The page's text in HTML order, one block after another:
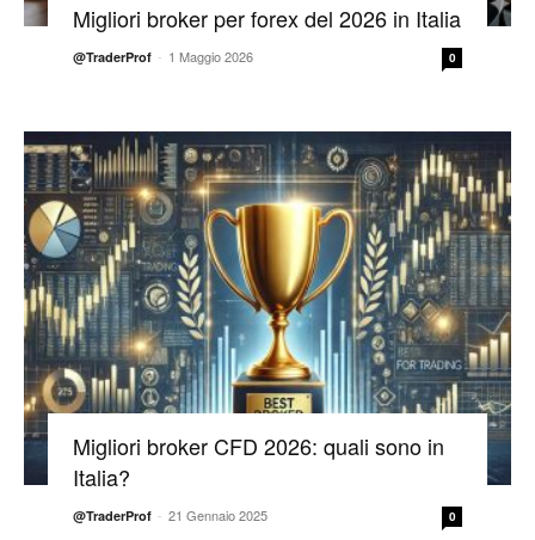
Migliori broker per forex del 2026 in Italia
@TraderProf - 1 Maggio 2026 0
Migliori broker CFD 2026: quali sono in
Italia?
@TraderProf - 21 Gennaio 2025 0